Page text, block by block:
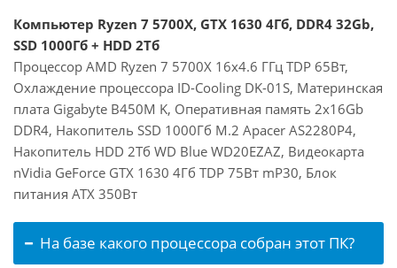
Компьютер Ryzen 7 5700X, GTX 1630 4Гб, DDR4 32Gb,
SSD 1000Гб + HDD 2Тб
Процессор AMD Ryzen 7 5700X 16x4.6 ГГц TDP 65Вт,
Охлаждение процессора ID-Cooling DK-01S, Материнская
плата Gigabyte B450M K, Оперативная память 2x16Gb
DDR4, Накопитель SSD 1000Гб M.2 Apacer AS2280P4,
Накопитель HDD 2Тб WD Blue WD20EZAZ, Видеокарта
nVidia GeForce GTX 1630 4Гб TDP 75Вт mP30, Блок
питания ATX 350Вт
На базе какого процессора собран этот ПК?